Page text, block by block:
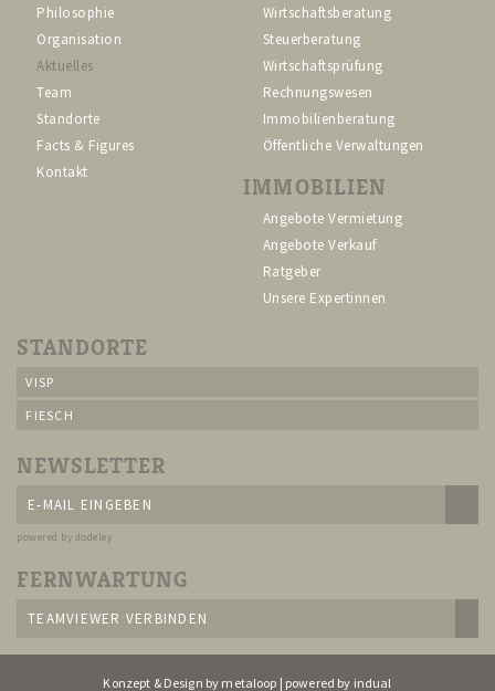
Philosophie
Organisation
Aktuelles
Team
Standorte
Facts & Figures
Kontakt
Wirtschaftsberatung
Steuerberatung
Wirtschaftsprüfung
Rechnungswesen
Immobilienberatung
Öffentliche Verwaltungen
IMMOBILIEN
Angebote Vermietung
Angebote Verkauf
Ratgeber
Unsere Expertinnen
STANDORTE
VISP
FIESCH
NEWSLETTER
powered by dodeley
FERNWARTUNG
TEAMVIEWER VERBINDEN
Konzept & Design by metaloop | powered by indual